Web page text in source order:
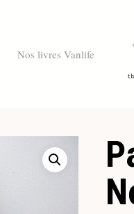
Nos livres Vanlife